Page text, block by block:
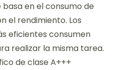
basa en el consumo de
el rendimiento. Los
eficientes consumen
realizar la misma tarea.
de clase A+++